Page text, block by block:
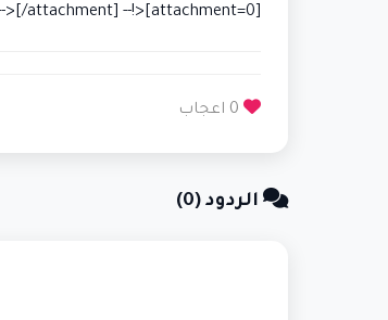
[attachment=0]<!-- ia0 -->images.png<!-- ia0 -->[/attachment]
الردود (0)